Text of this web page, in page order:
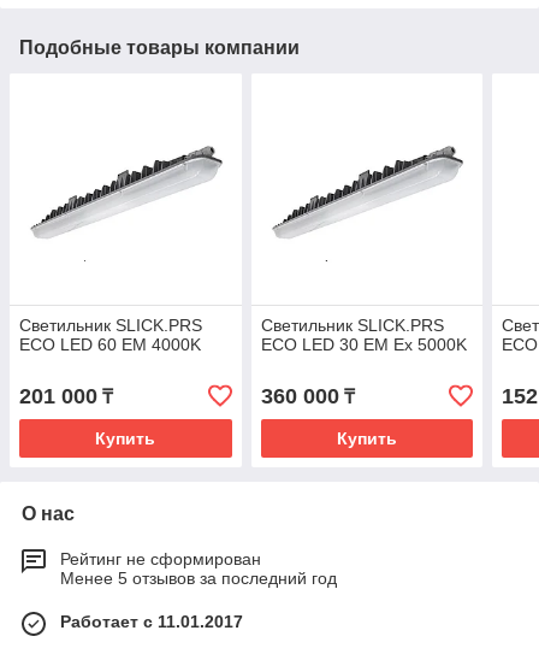
Подобные товары компании
Светильник SLICK.PRS
ECO LED 60 EM 4000K
201 000 ₸
Купить
Светильник SLICK.PRS
ECO LED 30 EM Ex 5000K
360 000₸
Купить
О нас
Рейтинг не сформирован
Менее 5 отзывов за последний год
Работает с 11.01.2017